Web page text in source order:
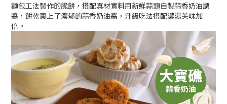
麵包工法製作的脆餅，搭配真材實料用新鮮蒜頭自製蒜香奶油調
醬，餅乾裏上了濃郁的蒜香奶油醬，升級吃法搭配濃湯美味加
倍。